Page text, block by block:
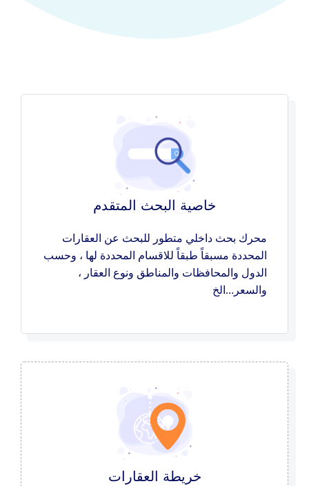
خاصية البحث المتقدم
محرك بحث داخلي متطور للبحث عن العقارات
المحددة مسبقاً طبقاً للاقسام المحددة لها ، وحسب
الدول والمحافظات والمناطق ونوع العقار ،
والسعر…الخ
خريطة العقارات